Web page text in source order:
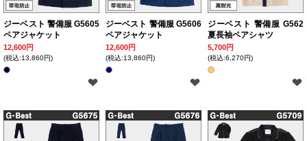
ジーベスト 警備服 G5605
ペアジャケット
12,600円
(税込:13,860円)
ジーベスト 警備服 G5606
ペアジャケット
12,600円
(税込:13,860円)
ジーベスト 警備服 G562
夏長袖ペアシャツ
5,700円
(税込:6,270円)